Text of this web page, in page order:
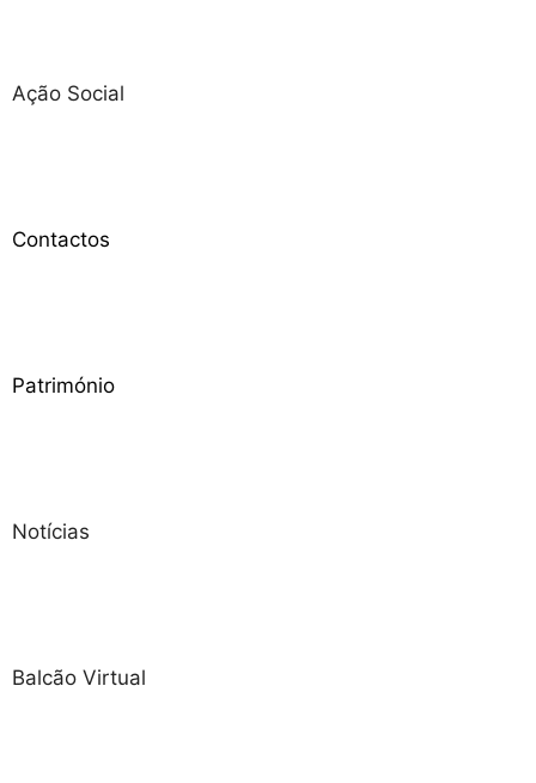
Ação Social
Contactos
Património
Notícias
Balcão Virtual